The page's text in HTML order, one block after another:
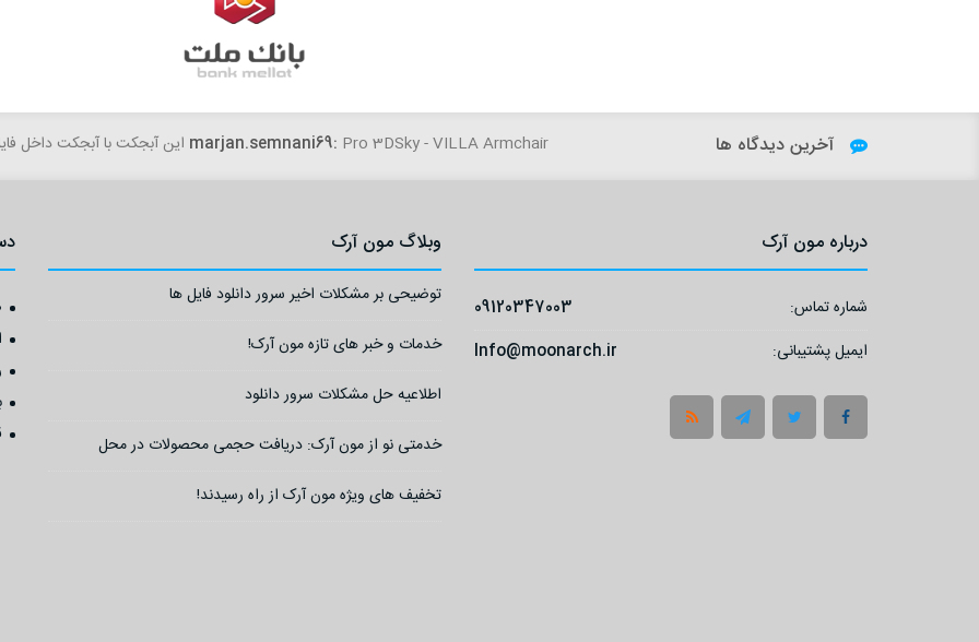
آخرین دیدگاه ها marjan.semnani69: Pro 3DSky - VILLA Armchair این آبجکت با آبجکت داخل فایل مغایرت داره...
woundedtiger1234: درود این نسخه 7 برای مکس 2025 هم جوابه؟...
درباره مون آرک
شماره تماس:
09120347003
ایمیل پشتیبانی:
Info@moonarch.ir
وبلاگ مون آرک
توضیحی بر مشکلات اخیر سرور دانلود فایل ها
خدمات و خبر های تازه مون آرک!
اطلاعیه حل مشکلات سرور دانلود
خدمتی نو از مون آرک: دریافت حجمی محصولات در محل
تخفیف های ویژه مون آرک از راه رسیدند!